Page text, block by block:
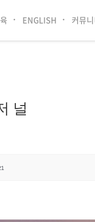
ENGLISH 커뮤
널